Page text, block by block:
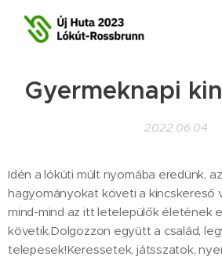
Gyermeknapi
2022.06.04
Idén a lókúti múlt nyomába eredünk,
hagyományokat követi a kincskereső
mind-mind az itt letelepülők életének
követik.Dolgozzon együtt a család,
telepesek!Keressetek, játsszatok,